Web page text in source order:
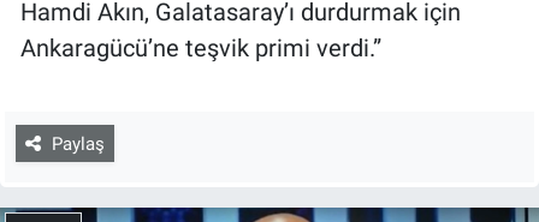
Hamdi Akın, Galatasaray’ı durdurmak için
Ankaragücü’ne teşvik primi verdi.”
Paylaş